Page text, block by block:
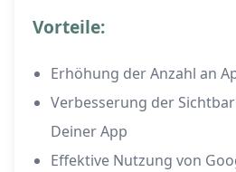
Vorteile:
Erhöhung der Anzahl an
Verbesserung der
Deiner App
Effektive Nutzung von